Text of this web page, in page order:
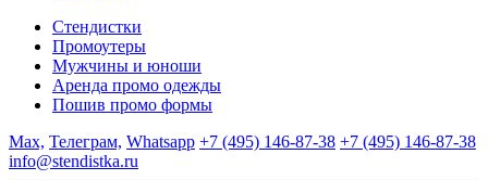
Стендистки
Промоутеры
Мужчины и юноши
Аренда промо одежды
Пошив промо формы
Max, Телеграм, Whatsapp +7 (495) 146-87-38 +7 (495) 146-87-38
info@stendistka.ru